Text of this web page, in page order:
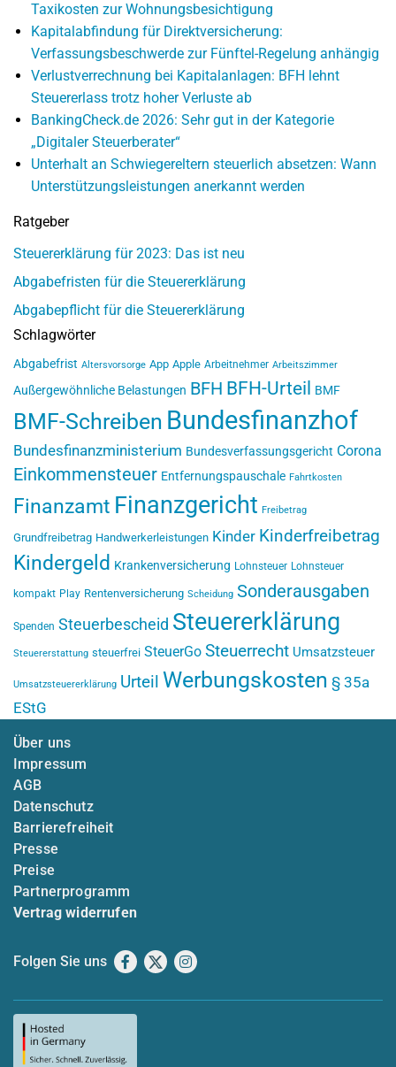
Taxikosten zur Wohnungsbesichtigung
Kapitalabfindung für Direktversicherung:
Verfassungsbeschwerde zur Fünftel-Regelung anhängig
Verlustverrechnung bei Kapitalanlagen: BFH lehnt
Steuererlass trotz hoher Verluste ab
BankingCheck.de 2026: Sehr gut in der Kategorie
„Digitaler Steuerberater“
Unterhalt an Schwiegereltern steuerlich absetzen: Wann
Unterstützungsleistungen anerkannt werden
Ratgeber
Steuererklärung für 2023: Das ist neu
Abgabefristen für die Steuererklärung
Abgabepflicht für die Steuererklärung
Schlagwörter
Abgabefrist Altersvorsorge App Apple Arbeitnehmer Arbeitszimmer
Außergewöhnliche Belastungen BFH BFH-Urteil BMF
BMF-Schreiben Bundesfinanzhof
Bundesfinanzministerium Bundesverfassungsgericht Corona
Einkommensteuer Entfernungspauschale Fahrtkosten
Finanzamt Finanzgericht Freibetrag
Grundfreibetrag Handwerkerleistungen Kinder Kinderfreibetrag
Kindergeld Krankenversicherung Lohnsteuer Lohnsteuer
kompakt Play Rentenversicherung Scheidung Sonderausgaben
Spenden Steuerbescheid Steuererklärung
Steuererstattung steuerfrei SteuerGo Steuerrecht Umsatzsteuer
Umsatzsteuererklärung Urteil Werbungskosten § 35a
EStG
Über uns
Impressum
AGB
Datenschutz
Barrierefreiheit
Presse
Preise
Partnerprogramm
Vertrag widerrufen
Folgen Sie uns Facebook
X Instagram